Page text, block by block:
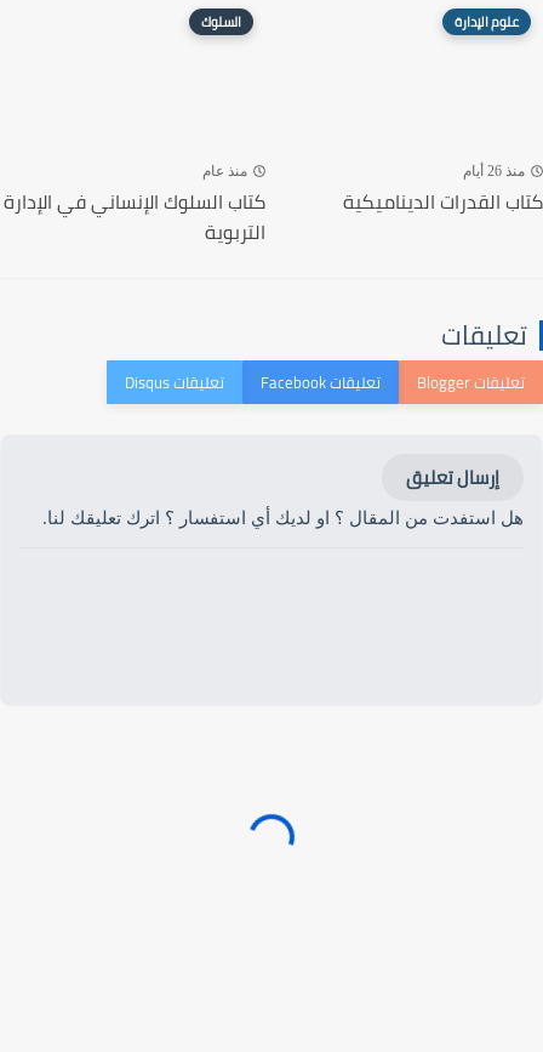
علوم الإدارة
منذ 26 أيام
كتاب القدرات الديناميكية
السلوك
منذ عام
كتاب السلوك الإنساني في الإدارة
التربوية
تعليقات
إرسال تعليق
هل استفدت من المقال ؟ او لديك أي استفسار ؟ اترك تعليقك لنا.